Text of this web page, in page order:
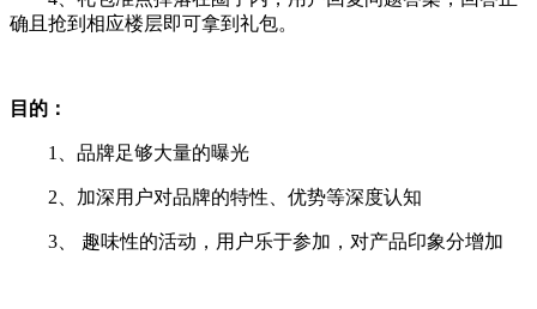
确且抢到相应楼层即可拿到礼包。
目的：
1、品牌足够大量的曝光
2、加深用户对品牌的特性、优势等深度认知
3、 趣味性的活动，用户乐于参加，对产品印象分增加